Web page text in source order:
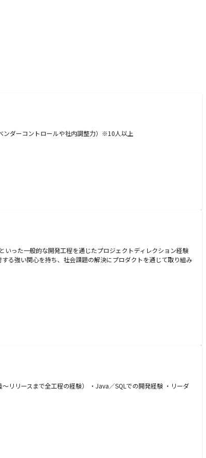
ンダーコントロールや社内調整力）※10人以上
った一般的な開発工程を通じたプロジェクトディレクション経験
る強い関心を持ち、社会課題の解決にプロダクトを通じて取り組み
リリースまで全工程の経験） ・Java／SQLでの開発経験 ・リーダ